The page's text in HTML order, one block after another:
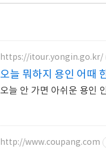
https://itour.yongin.go.kr/
오늘 뭐하지 용인 어때
오늘 안 가면 아쉬운 용인
http://www.coupang.com